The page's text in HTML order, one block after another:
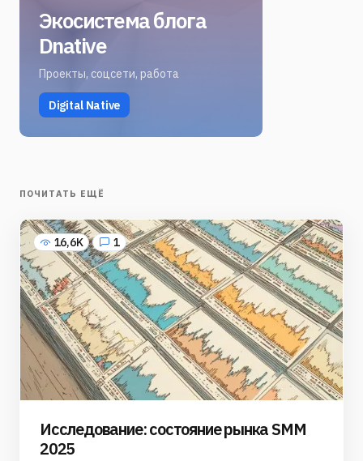
Экосистема блога
Dnative
Проекты, соцсети, работа
Digital Native
ПОЧИТАТЬ ЕЩЁ
16,6K 1
Исследование: состояние рынка SMM
2025